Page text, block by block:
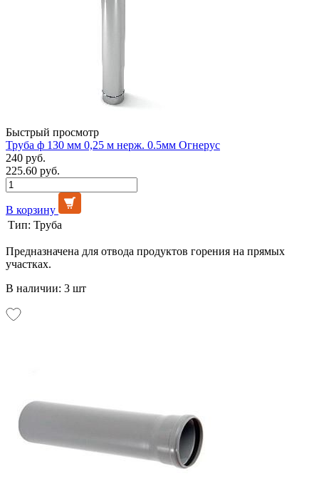
Быстрый просмотр
Труба ф 130 мм 0,25 м нерж. 0.5мм Огнерус
240 руб.
225.60 руб.
В корзину
Тип: Труба
Предназначена для отвода продуктов горения на прямых
участках.
В наличии: 3 шт